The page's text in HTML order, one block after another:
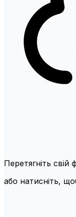
Перетягніть
або натисніть,